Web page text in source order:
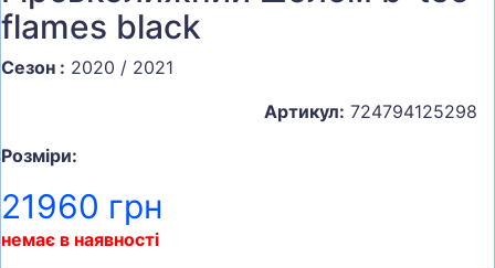
flames black
Сезон : 2020 / 2021
Артикул: 724794125298
Розміри:
21960 грн
немає в наявності